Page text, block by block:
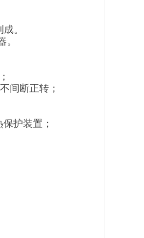
。
。
间断正转；
护装置；